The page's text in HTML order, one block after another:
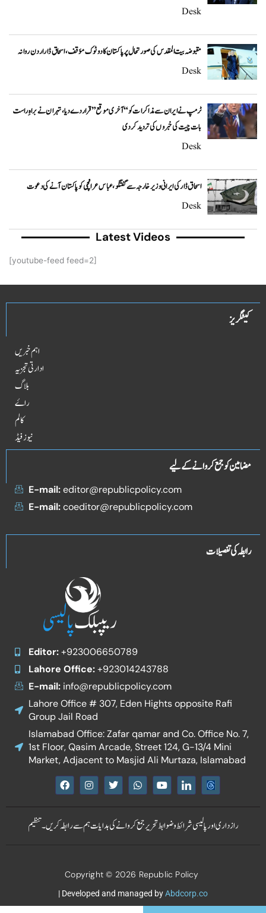
Desk
مقبوضہ بیت المقدس کی صورتحال پر پاکستان کا دوٹوک مؤقف، اسحاق ڈار اردن روانہ
Desk
ٹرمپ نے ایران سے مذاکرات کو “آخری موقع” قرار دے دیا، تہران نے براہِ راست
بات چیت کی خبروں کی تردید کر دی
Desk
اسحاق ڈار کی ایرانی وزیر خارجہ سے گفتگو، عباس عراقچی کو پاکستان آنے کی دعوت
Desk
Latest Videos
[youtube-feed feed=2]
کیٹگریز
اہم خبریں
ادارتی تجزیہ
بلاگ
راۓ
کالم
نیوز فیڈ
مضامین کو جمع کروانے کے لیے
E-mail:editor@republicpolicy.com
E-mail:coeditor@republicpolicy.com
رابطہ کی تفصیلات
Editor:+923006650789
Lahore Office:+923014243788
E-mail:info@republicpolicy.com
Lahore Office # 307, Eden Hights opposite Rafi
Group Jail Road
Islamabad Office: Zafar qamar and Co. Office No. 7,
1st Floor, Qasim Arcade, Street 124, G-13/4 Mini
Market, Adjacent to Masjid Ali Murtaza, Islamabad
F
a
e
o
I
n
t
g
T
w
t
t
e
W
h
t
s
a
Y
o
t
b
I
c
n
-
l
d
n
تنظیمہم سے رابطہ کریں۔تحریر جمع کروانے کی ہدایاتشرائط و ضوابطرازداری اور پالیسی
Copyright © 2026 Republic Policy
| Developed and managed byAbdcorp.co